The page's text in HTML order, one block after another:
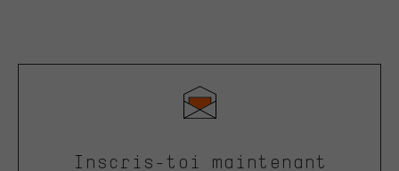
Inscris-toi maintenant